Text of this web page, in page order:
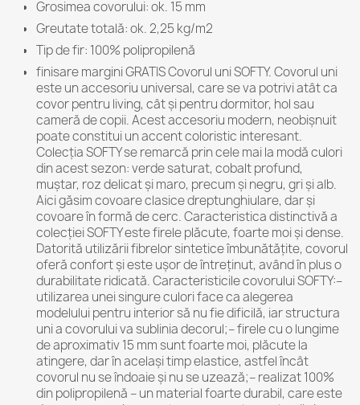
Grosimea covorului: ok. 15 mm
Greutate totală: ok. 2,25 kg/m2
Tip de fir: 100% polipropilenă
finisare margini GRATIS Covorul uni SOFTY. Covorul uni
este un accesoriu universal, care se va potrivi atât ca
covor pentru living, cât și pentru dormitor, hol sau
cameră de copii. Acest accesoriu modern, neobișnuit
poate constitui un accent coloristic interesant.
Colecția SOFTY se remarcă prin cele mai la modă culori
din acest sezon: verde saturat, cobalt profund,
muștar, roz delicat și maro, precum și negru, gri și alb.
Aici găsim covoare clasice dreptunghiulare, dar și
covoare în formă de cerc. Caracteristica distinctivă a
colecției SOFTY este firele plăcute, foarte moi și dense.
Datorită utilizării fibrelor sintetice îmbunătățite, covorul
oferă confort și este ușor de întreținut, având în plus o
durabilitate ridicată. Caracteristicile covorului SOFTY:–
utilizarea unei singure culori face ca alegerea
modelului pentru interior să nu fie dificilă, iar structura
uni a covorului va sublinia decorul;– firele cu o lungime
de aproximativ 15 mm sunt foarte moi, plăcute la
atingere, dar în același timp elastice, astfel încât
covorul nu se îndoaie și nu se uzează;– realizat 100%
din polipropilenă – un material foarte durabil, care este